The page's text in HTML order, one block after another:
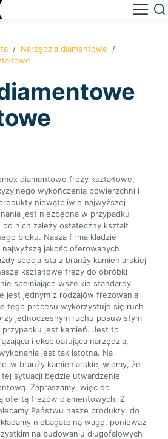
/ Narzędzia diamentowe /
diamentowe frezy kształtowe,
wykończenia powierzchni i
niewątpliwie najwyższej
jest niezbędna w przypadku
nich zależy ostateczny kształt
bloku. Nasza firma kładzie
jakość oferowanych
specjalista z branży kamieniarskiej
kształtowe frezy do obróbki
spełniające wszelkie standardy.
jest jednym z rodzajów frezowania
tego procesu wykorzystuje się ruch
jednoczesnym ruchu posuwistym
przypadku jest kamień. Jest to
i eksploatująca narzędzia,
jest tak istotna. Na
w branży kamieniarskiej wiemy, że
sytuacji będzie utwardzenie
Zapraszamy, więc do
ofertą frezów diamentowych. Z
Państwu nasze produkty, do
niebagatelną wagę, ponieważ
na budowaniu długofalowych